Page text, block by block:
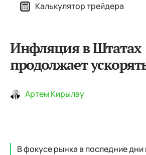
Калькулятор трейдера
Инфляция в Штатах
продолжает
Артем Кирылау
В фокусе рынка в последние